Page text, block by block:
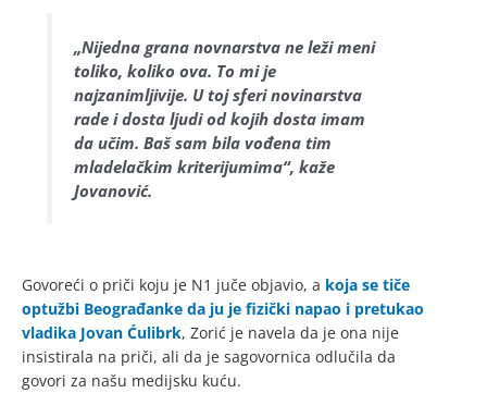
„Nijedna grana novnarstva ne leži meni
toliko, koliko ova. To mi je
najzanimljivije. U toj sferi novinarstva
rade i dosta ljudi od kojih dosta imam
da učim. Baš sam bila vođena tim
mladelačkim kriterijumima“, kaže
Jovanović.
Govoreći o priči koju je N1 juče objavio, a koja se tiče
optužbi Beograđanke da ju je fizički napao i pretukao
vladika Jovan Ćulibrk, Zorić je navela da je ona nije
insistirala na priči, ali da je sagovornica odlučila da
govori za našu medijsku kuću.